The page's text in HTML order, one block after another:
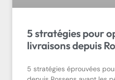
5 stratégies pour
livraisons depuis
5 stratégies éprouvées